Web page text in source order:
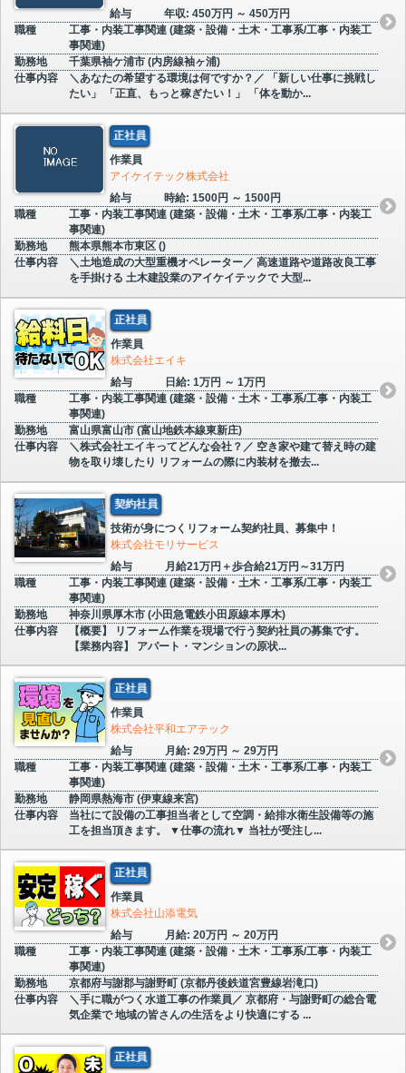
給与
年収: 450万円 ～ 450万円
職種
工事・内装工事関連 (建築・設備・土木・工事系/工事・内装工
事関連)
勤務地
千葉県袖ケ浦市 (内房線袖ヶ浦)
仕事内容
＼あなたの希望する環境は何ですか？／ 「新しい仕事に挑戦し
たい」 「正直、もっと稼ぎたい！」 「体を動か...
正社員
作業員
アイケイテック株式会社
給与
時給: 1500円 ～ 1500円
職種
工事・内装工事関連 (建築・設備・土木・工事系/工事・内装工
事関連)
勤務地
熊本県熊本市東区 ()
仕事内容
＼土地造成の大型重機オペレーター／ 高速道路や道路改良工事
を手掛ける 土木建設業のアイケイテックで 大型...
正社員
作業員
株式会社エイキ
給与
日給: 1万円 ～ 1万円
職種
工事・内装工事関連 (建築・設備・土木・工事系/工事・内装工
事関連)
勤務地
富山県富山市 (富山地鉄本線東新庄)
仕事内容
＼株式会社エイキってどんな会社？／ 空き家や建て替え時の建
物を取り壊したり リフォームの際に内装材を撤去...
契約社員
技術が身につくリフォーム契約社員、募集中！
株式会社モリサービス
給与
月給21万円＋歩合給21万円～31万円
職種
工事・内装工事関連 (建築・設備・土木・工事系/工事・内装工
事関連)
勤務地
神奈川県厚木市 (小田急電鉄小田原線本厚木)
仕事内容
【概要】 リフォーム作業を現場で行う契約社員の募集です。
【業務内容】 アパート・マンションの原状...
正社員
作業員
株式会社平和エアテック
給与
月給: 29万円 ～ 29万円
職種
工事・内装工事関連 (建築・設備・土木・工事系/工事・内装工
事関連)
勤務地
静岡県熱海市 (伊東線来宮)
仕事内容
当社にて設備の工事担当者として空調・給排水衛生設備等の施
工を担当頂きます。 ▼仕事の流れ▼ 当社が受注し...
正社員
作業員
株式会社山添電気
給与
月給: 20万円 ～ 20万円
職種
工事・内装工事関連 (建築・設備・土木・工事系/工事・内装工
事関連)
勤務地
京都府与謝郡与謝野町 (京都丹後鉄道宮豊線岩滝口)
仕事内容
＼手に職がつく水道工事の作業員／ 京都府・与謝野町の総合電
気企業で 地域の皆さんの生活をより快適にする ...
正社員